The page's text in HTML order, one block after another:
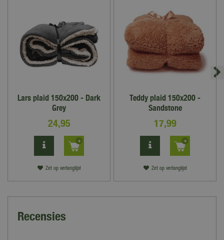
Lars plaid 150x200 - Dark
Grey
24,95
Zet op verlanglijst
Teddy plaid 150x200 -
Sandstone
17,99
Zet op verlanglijst
Recensies